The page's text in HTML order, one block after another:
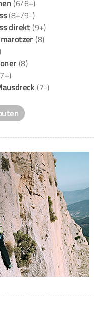
(6/6+)
(8+/9-)
direkt (9+)
(8)
(8)
(7-)